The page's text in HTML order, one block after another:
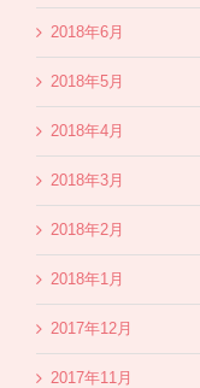
2018年6月
2018年5月
2018年4月
2018年3月
2018年2月
2018年1月
2017年12月
2017年11月